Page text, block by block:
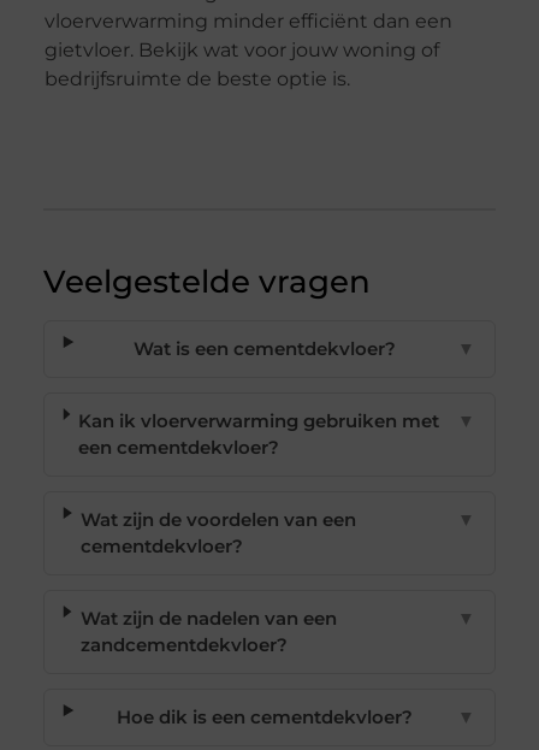
vloerverwarming minder efficiënt dan een
gietvloer. Bekijk wat voor jouw woning of
bedrijfsruimte de beste optie is.
Veelgestelde vragen
Wat is een cementdekvloer? ▼
Kan ik vloerverwarming gebruiken met
een cementdekvloer?
▼
Wat zijn de voordelen van een
cementdekvloer?
▼
Wat zijn de nadelen van een
zandcementdekvloer?
▼
Hoe dik is een cementdekvloer? ▼